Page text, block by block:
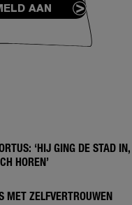
AAN
‘HIJ GING DE STAD IN,
HOREN’
ZELFVERTROUWEN